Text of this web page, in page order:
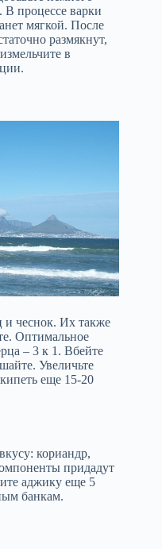
В процессе варки
мягкой. После
размякнут,
в
и чеснок. Их также
Оптимальное
– 3 к 1. Вбейте
Увеличьте
еще 15-20
кориандр,
придадут
аджику еще 5
банкам.